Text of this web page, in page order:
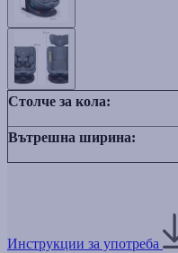
Столче за кола:
Вътрешна ширина:
Инструкции за употреба